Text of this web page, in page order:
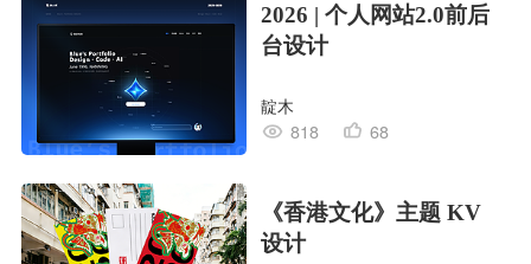
2026 | 个人网站2.0前后
台设计
靛木
818
68
《香港文化》主题 KV
设计